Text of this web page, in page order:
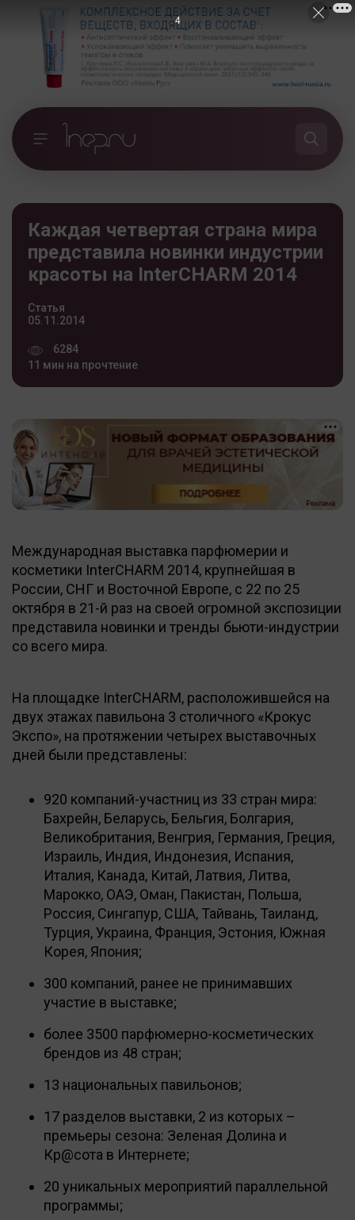
Каждая четвертая страна мира
представила новинки индустрии
красоты на InterCHARM 2014
Статья
05.11.2014
6284
11 мин на прочтение
Международная выставка парфюмерии и
косметики InterCHARM 2014, крупнейшая в
России, СНГ и Восточной Европе, с 22 по 25
октября в 21-й раз на своей огромной экспозиции
представила новинки и тренды бьюти-индустрии
со всего мира.
На площадке InterCHARM, расположившейся на
двух этажах павильона 3 столичного «Крокус
Экспо», на протяжении четырех выставочных
дней были представлены:
920 компаний-участниц из 33 стран мира:
Бахрейн, Беларусь, Бельгия, Болгария,
Великобритания, Венгрия, Германия, Греция,
Израиль, Индия, Индонезия, Испания,
Италия, Канада, Китай, Латвия, Литва,
Марокко, ОАЭ, Оман, Пакистан, Польша,
Россия, Сингапур, США, Тайвань, Таиланд,
Турция, Украина, Франция, Эстония, Южная
Корея, Япония;
300 компаний, ранее не принимавших
участие в выставке;
более 3500 парфюмерно-косметических
брендов из 48 стран;
13 национальных павильонов;
17 разделов выставки, 2 из которых –
премьеры сезона: Зеленая Долина и
Кр@сота в Интернете;
20 уникальных мероприятий параллельной
программы;
2